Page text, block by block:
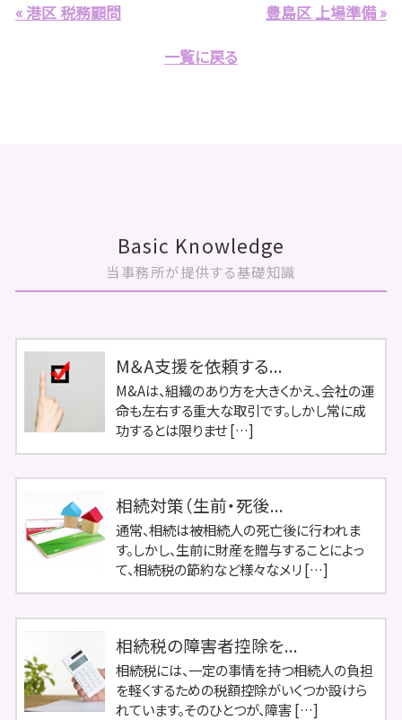
« 港区 税務顧問
豊島区 上場準備 »
一覧に戻る
Basic Knowledge
当事務所が提供する基礎知識
M＆A支援を依頼する...
M&Aは、組織のあり方を大きくかえ、会社の運
命も左右する重大な取引です。しかし常に成
功するとは限りませ […]
相続対策（生前・死後...
通常、相続は被相続人の死亡後に行われま
す。しかし、生前に財産を贈与することによっ
て、相続税の節約など様々なメリ […]
相続税の障害者控除を...
相続税には、一定の事情を持つ相続人の負担
を軽くするための税額控除がいくつか設けら
れています。そのひとつが、障害 […]